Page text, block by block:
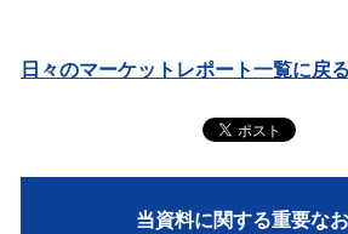
日々のマーケットレポート一覧に戻る
当資料に関する重要な